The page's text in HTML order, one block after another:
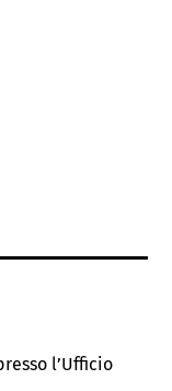
l’Ufficio